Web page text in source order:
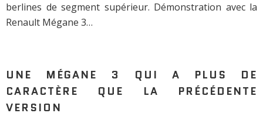
berlines de segment supérieur. Démonstration avec la
Renault Mégane 3…
UNE MÉGANE 3 QUI A PLUS DE
CARACTÈRE QUE LA PRÉCÉDENTE
VERSION